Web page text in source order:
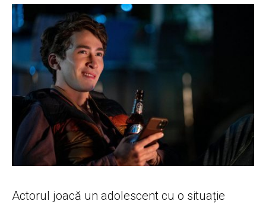
Actorul joacă un adolescent cu o situație